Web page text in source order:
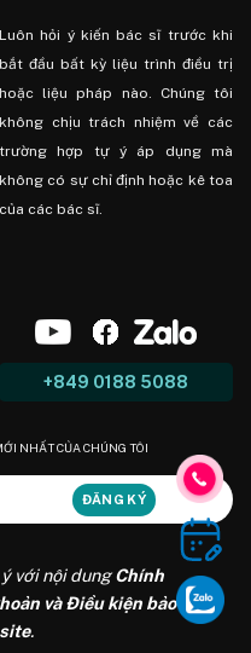
Luôn hỏi ý kiến ​​bác sĩ trước khi
bắt đầu bất kỳ liệu trình điều trị
hoặc liệu pháp nào. Chúng tôi
không chịu trách nhiệm về các
trường hợp tự ý áp dụng mà
không có sự chỉ định hoặc kê toa
của các bác sĩ.
+849 0188 5088
NHẤT CỦA CHÚNG TÔI
ý với nội dungChính
và Điều kiện bảo
.